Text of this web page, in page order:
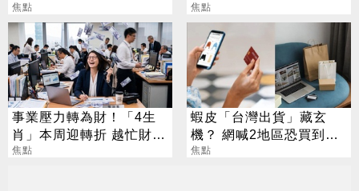
項值得的投資
焦點
不生待何時
焦點
事業壓力轉為財！「4生
肖」本周迎轉折 越忙財運
越旺
焦點
蝦皮「台灣出貨」藏玄
機？ 網喊2地區恐買到假
貨 專家揭真相
焦點